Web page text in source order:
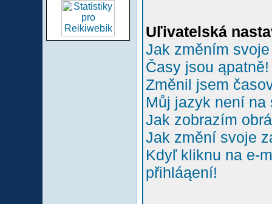
Uľivatelská
Jak změním
Časy jsou ąpatně!
Změnil jsem
Můj jazyk není na
Jak zobrazím
Jak změní svoje
Kdyľ kliknu na e-
přihláąení!